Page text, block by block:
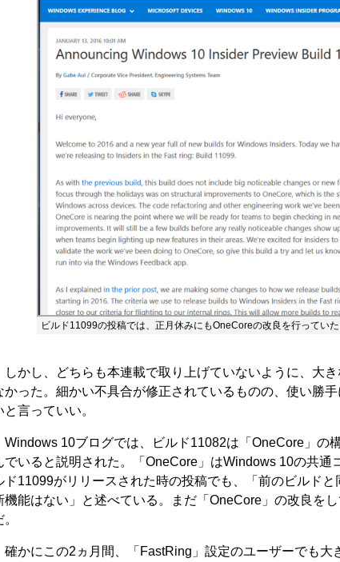
ビルド11099の投稿では、正月休みにもOneCoreの改良を行ってい
かし、どちらも本連載で取り上げていないように、大
かった。細かい不具合が修正されているものの、使い勝
と言っていい。
10ブログでは、ビルド11082は「OneCore」の
でいると説明された。「OneCore」はWindows 10の共通
ド11099がリリースされた時の投稿でも、「前のビルド
機能はない」と述べている。まだ「OneCore」の改良を
かにこの2ヵ月間、「FastRing」設定のユーザーでも大